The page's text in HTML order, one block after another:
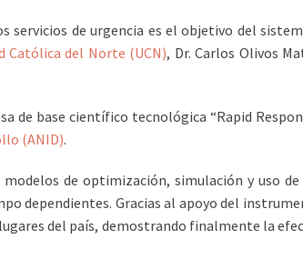
de urgencia es el objetivo del
Católica del Norte (UCN), Dr. Carlos Olivos
base científico tecnológica “Rapid
(ANID).
de optimización, simulación y uso
dependientes. Gracias al apoyo del
del país, demostrando finalmente la